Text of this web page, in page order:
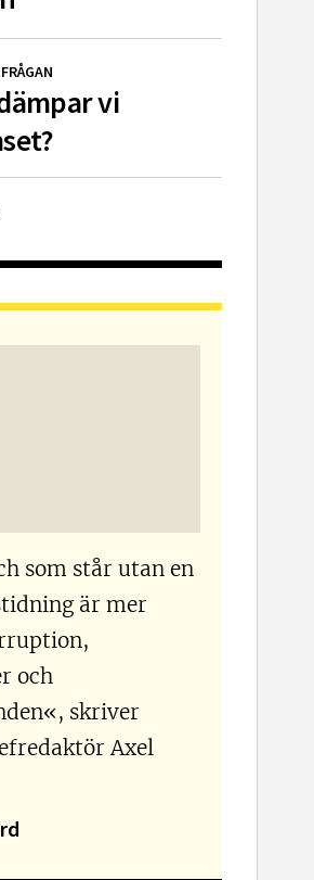
vi
som står utan en
är mer
och
skriver
Axel